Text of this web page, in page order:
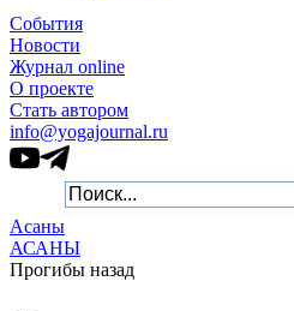
События
Новости
Журнал online
О проекте
Стать автором
info@yogajournal.ru
Асаны
АСАНЫ
Прогибы назад